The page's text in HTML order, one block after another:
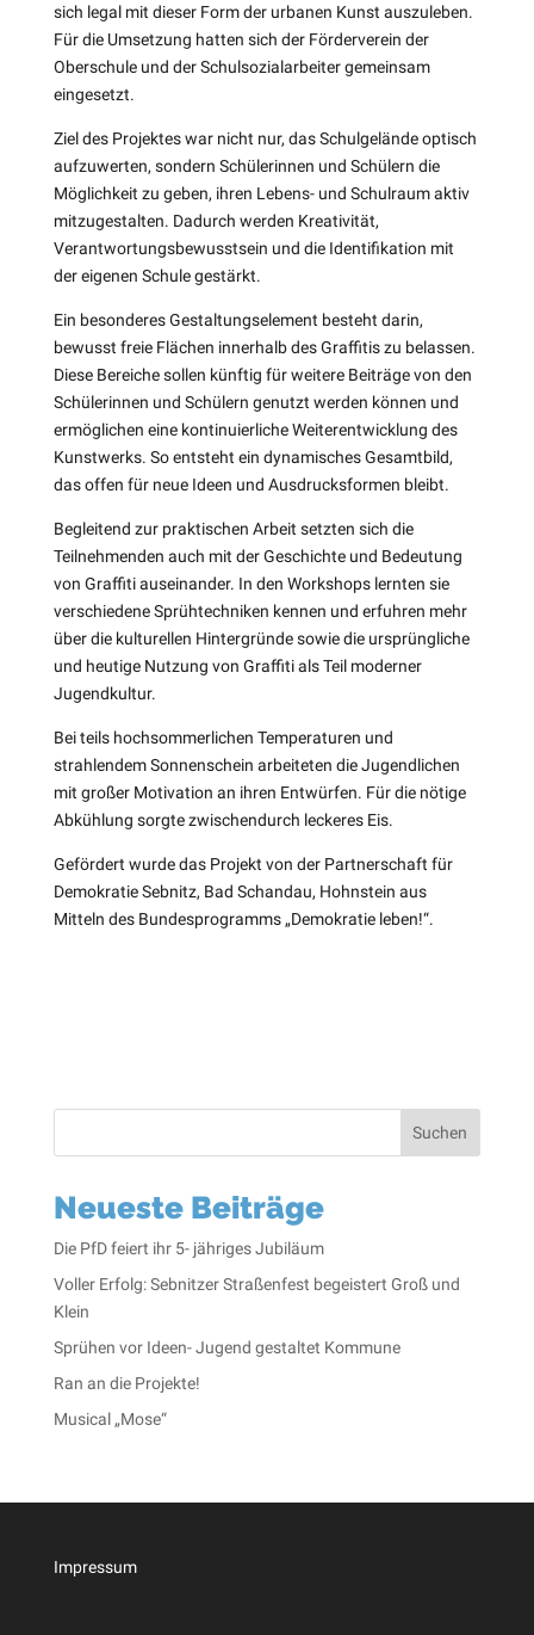
sich legal mit dieser Form der urbanen Kunst auszuleben.
Für die Umsetzung hatten sich der Förderverein der
Oberschule und der Schulsozialarbeiter gemeinsam
eingesetzt.
Ziel des Projektes war nicht nur, das Schulgelände optisch
aufzuwerten, sondern Schülerinnen und Schülern die
Möglichkeit zu geben, ihren Lebens- und Schulraum aktiv
mitzugestalten. Dadurch werden Kreativität,
Verantwortungsbewusstsein und die Identifikation mit
der eigenen Schule gestärkt.
Ein besonderes Gestaltungselement besteht darin,
bewusst freie Flächen innerhalb des Graffitis zu belassen.
Diese Bereiche sollen künftig für weitere Beiträge von den
Schülerinnen und Schülern genutzt werden können und
ermöglichen eine kontinuierliche Weiterentwicklung des
Kunstwerks. So entsteht ein dynamisches Gesamtbild,
das offen für neue Ideen und Ausdrucksformen bleibt.
Begleitend zur praktischen Arbeit setzten sich die
Teilnehmenden auch mit der Geschichte und Bedeutung
von Graffiti auseinander. In den Workshops lernten sie
verschiedene Sprühtechniken kennen und erfuhren mehr
über die kulturellen Hintergründe sowie die ursprüngliche
und heutige Nutzung von Graffiti als Teil moderner
Jugendkultur.
Bei teils hochsommerlichen Temperaturen und
strahlendem Sonnenschein arbeiteten die Jugendlichen
mit großer Motivation an ihren Entwürfen. Für die nötige
Abkühlung sorgte zwischendurch leckeres Eis.
Gefördert wurde das Projekt von der Partnerschaft für
Demokratie Sebnitz, Bad Schandau, Hohnstein aus
Mitteln des Bundesprogramms „Demokratie leben!“.
Suchen
Neueste Beiträge
Die PfD feiert ihr 5- jähriges Jubiläum
Voller Erfolg: Sebnitzer Straßenfest begeistert Groß und
Klein
Sprühen vor Ideen- Jugend gestaltet Kommune
Ran an die Projekte!
Musical „Mose“
Impressum